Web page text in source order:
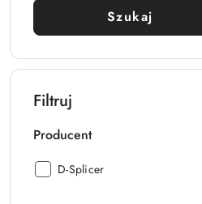
Szukaj
Filtruj
Producent
Producent:
D-Splicer